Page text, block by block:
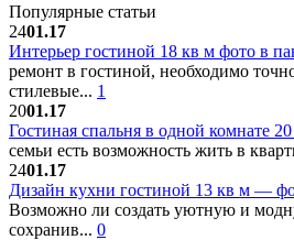
Популярные статьи
2401.17
Интерьер гостиной 18 кв м фото в
ремонт в гостиной, необходимо
стилевые... 1
2001.17
Гостиная спальня в одной комнате
семьи есть возможность жить в
2401.17
Дизайн кухни гостиной 13 кв м —
Возможно ли создать уютную и
сохранив... 0